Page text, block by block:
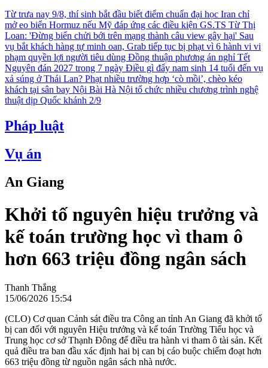
Từ trưa nay 9/8, thí sinh bắt đầu biết điểm chuẩn đại học Iran chỉ
mở eo biển Hormuz nếu Mỹ đáp ứng các điều kiện GS.TS Từ Thị
Loan: 'Đừng biến chửi bới trên mạng thành câu view gây hại' Sau
vụ bắt khách hàng tự minh oan, Grab tiếp tục bị phạt vì 6 hành vi vi
phạm quyền lợi người tiêu dùng Đồng thuận phương án nghỉ Tết
Nguyên đán 2027 trong 7 ngày Điều gì đẩy nam sinh 14 tuổi đến vụ
xả súng ở Thái Lan? Phạt nhiều trường hợp ‘cò mồi’, chèo kéo
khách tại sân bay Nội Bài Hà Nội tổ chức nhiều chương trình nghệ
thuật dịp Quốc khánh 2/9
Pháp luật
Vụ án
An Giang
Khởi tố nguyên hiệu trưởng và
kế toán trường học vì tham ô
hơn 663 triệu đồng ngân sách
Thanh Thắng
15/06/2026 15:54
(CLO) Cơ quan Cảnh sát điều tra Công an tỉnh An Giang đã khởi tố
bị can đối với nguyên Hiệu trưởng và kế toán Trường Tiểu học và
Trung học cơ sở Thạnh Đông để điều tra hành vi tham ô tài sản. Kết
quả điều tra ban đầu xác định hai bị can bị cáo buộc chiếm đoạt hơn
663 triệu đồng từ nguồn ngân sách nhà nước.